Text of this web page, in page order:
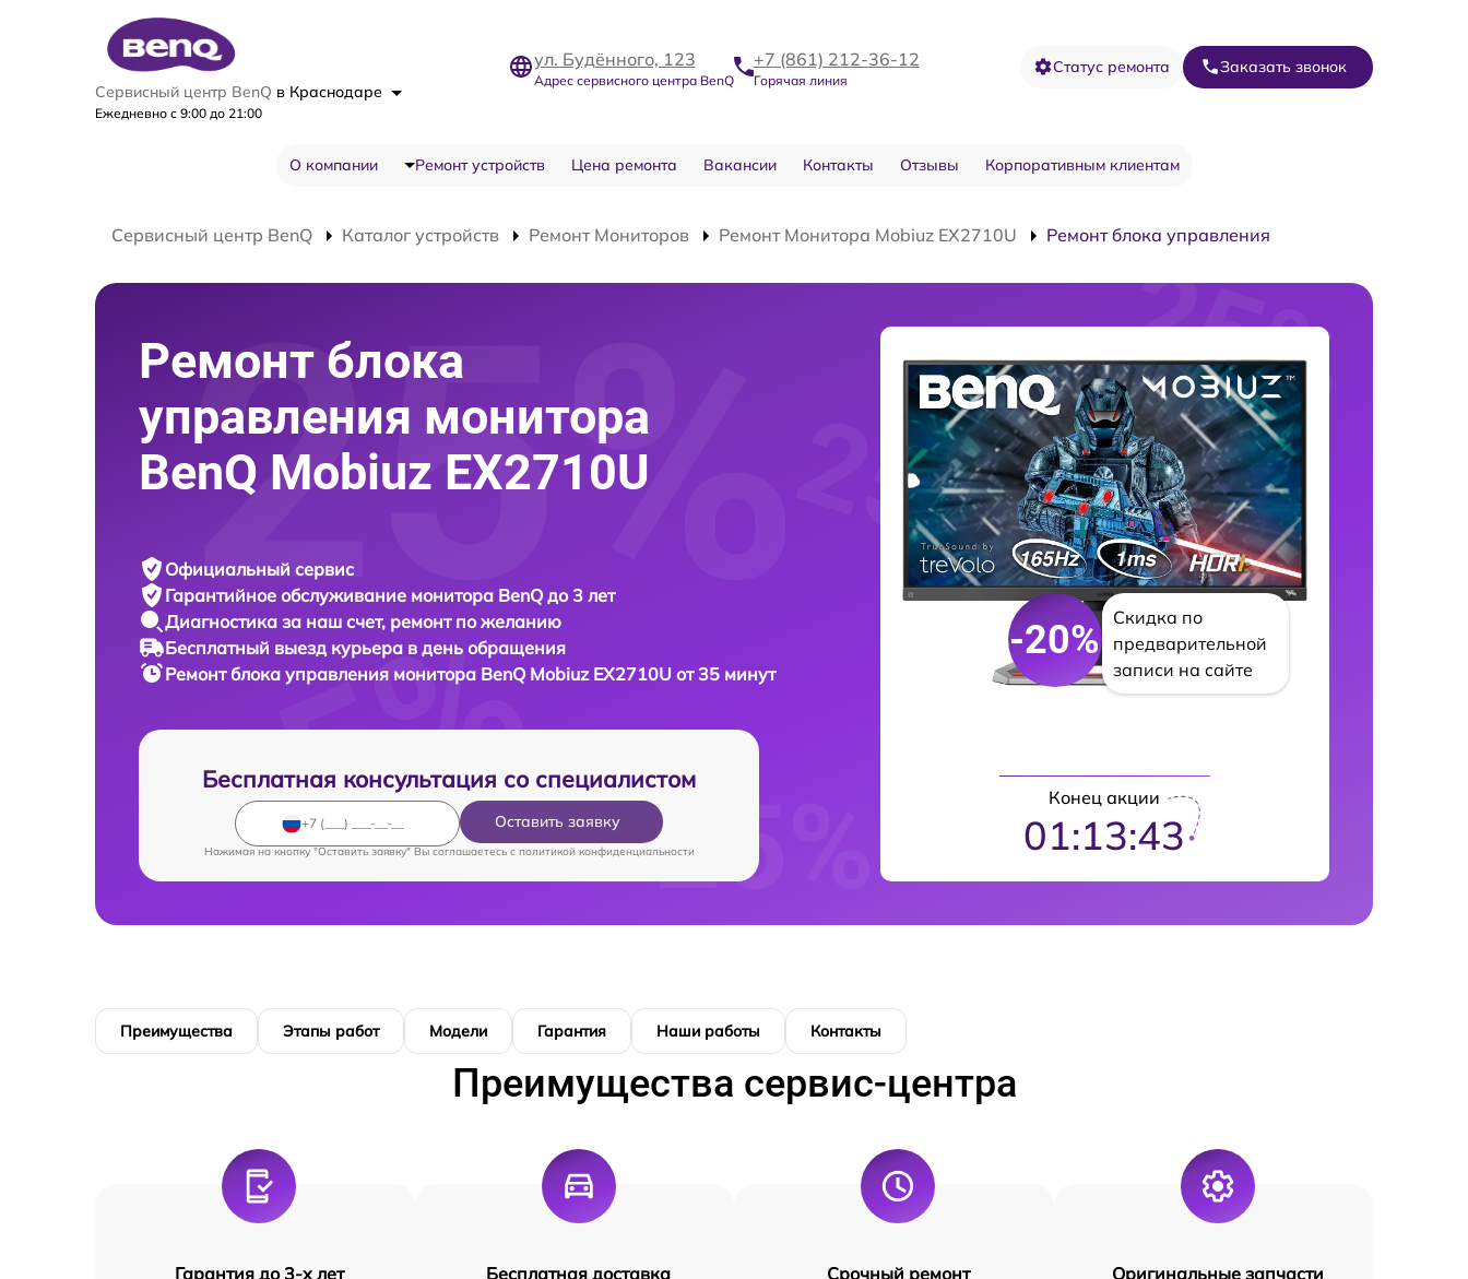
Сервисный центр BenQ в Краснодаре
Ежедневно с 9:00 до 21:00
ул. Будённого, 123
Адрес сервисного центра BenQ
+7 (861) 212-36-12
Горячая линия
Статус ремонта Заказать звонок
О компании Ремонт устройств Цена ремонта Вакансии Контакты Отзывы Корпоративным клиентам
Сервисный центр BenQ Каталог устройств Ремонт Мониторов Ремонт Монитора Mobiuz EX2710U Ремонт блока управления
Ремонт блока
управления монитора
BenQ Mobiuz EX2710U
Официальный сервис
Гарантийное обслуживание монитора BenQ до 3 лет
Диагностика за наш счет, ремонт по желанию
Бесплатный выезд курьера в день обращения
Ремонт блока управления монитора BenQ Mobiuz EX2710U от 35 минут
Бесплатная консультация со специалистом
Оставить заявку
Нажимая на кнопку "Оставить заявку" Вы соглашаетесь c политикой конфиденциальности
-20%
Скидка по
предварительной
записи на сайте
Конец акции
01:13:42
Преимущества Этапы работ Модели Гарантия Наши работы Контакты
Преимущества сервис-центра
Гарантия до 3-х лет Бесплатная доставка Срочный ремонт Оригинальные запчасти